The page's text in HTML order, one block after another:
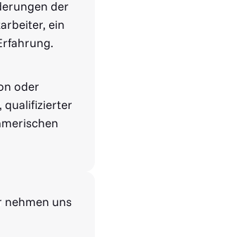
der
ein
oder
qualifizierter
nehmen uns